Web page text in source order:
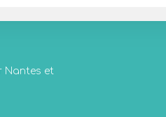
Nantes et